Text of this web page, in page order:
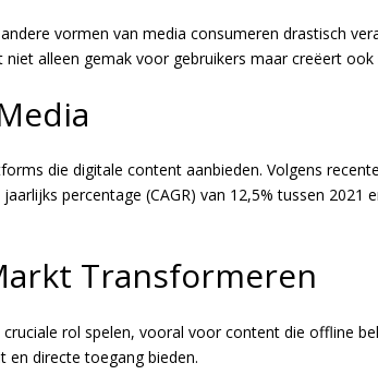
vormen van media consumeren drastisch
alleen gemak voor gebruikers maar creëert
die digitale content aanbieden. Volgens
percentage (CAGR) van 12,5% tussen 2021
Transformeren
rol spelen, vooral voor content die offline
en directe toegang bieden.